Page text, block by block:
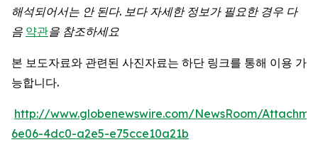
해석되어서는 안 된다. 보다 자세한 정보가 필요한 경우 다
음 약관을 참조하세요
본 보도자료와 관련된 사진자료는 하단 링크를 통해 이용 가
능합니다.
http://www.globenewswire.com/NewsRoom/
6e06-4dc0-a2e5-e75cce10a21b